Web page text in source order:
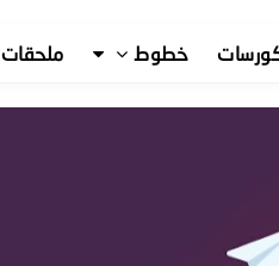
خطوط ملحقات